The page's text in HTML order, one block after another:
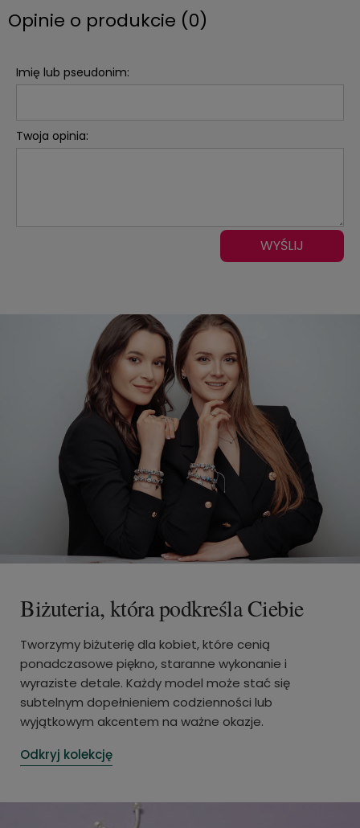
Opinie o produkcie (0)
Imię lub pseudonim:
Twoja opinia:
WYŚLIJ
Biżuteria, która podkreśla Ciebie
Tworzymy biżuterię dla kobiet, które cenią
ponadczasowe piękno, staranne wykonanie i
wyraziste detale. Każdy model może stać się
subtelnym dopełnieniem codzienności lub
wyjątkowym akcentem na ważne okazje.
Odkryj kolekcję